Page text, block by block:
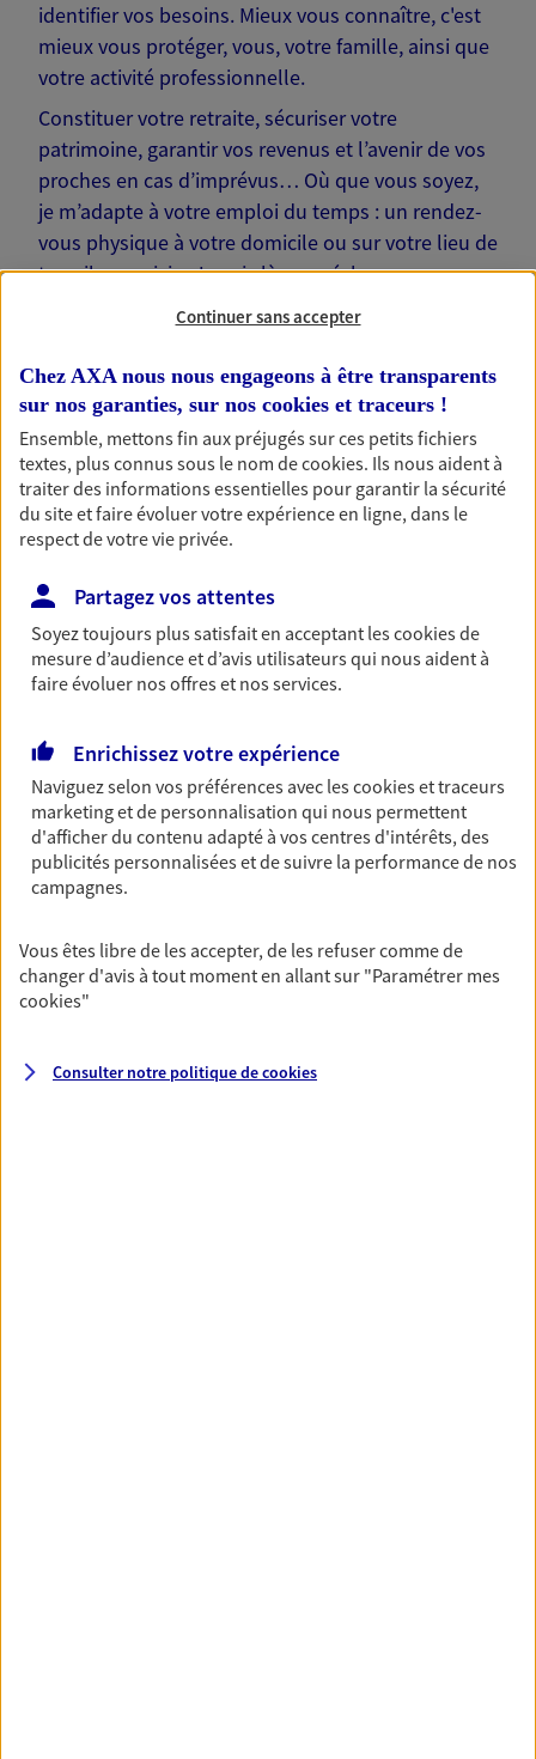
identifier vos besoins. Mieux vous connaître, c'est
mieux vous protéger, vous, votre famille, ainsi que
votre activité professionnelle.
Constituer votre retraite, sécuriser votre
patrimoine, garantir vos revenus et l’avenir de vos
proches en cas d’imprévus… Où que vous soyez,
je m’adapte à votre emploi du temps : un rendez-
vous physique à votre domicile ou sur votre lieu de
travail, une visio. Je suis là pour échanger avec
Nos offres phares
Réalisez vos projets grâce à votre épargne : achat
immobilier, études des enfants ou voyage autour
du monde… Épargnez à votre rythme et
simplement, selon votre profil.
Retraite
Préparez sereinement ce nouveau chapitre de
votre vie avec les conseils d'un expert. Découvrez
notre solution PER (Plan Epargne Retraite)
spécialement conçue pour la retraite.
Découvrir l'offre Retraite
Pour un avenir serein, assurez-vous avec notre
contrat prévoyance. Préservez vos proches en cas
Continuer sans accepter
Chez AXA nous nous engageons à être transparents
sur nos garanties, sur nos cookies et traceurs !
Ensemble, mettons fin aux préjugés sur ces petits fichiers
textes, plus connus sous le nom decookies. Ils nous aident à
traiter des informations essentielles pour garantir la sécurité
du site et faire évoluer votre expérience en ligne, dans le
respect de votre vie privée.
Partagez vos attentes
Soyez toujours plus satisfait en acceptant lescookiesde
mesure d’audience et d’avis utilisateurs qui nous aident à
faire évoluer nos offres et nos services.
Enrichissez votre expérience
Naviguez selon vos préférences avec lescookies et traceurs
marketing et de personnalisation qui nous permettent
d'afficher du contenu adapté à vos centres d'intérêts, des
publicités personnalisées et de suivre la performance de nos
campagnes.
Vous êtes libre de les accepter, de les refuser comme de
changer d'avis à tout moment en allant sur "Paramétrer mes
cookies"
Consulter notre politique decookies